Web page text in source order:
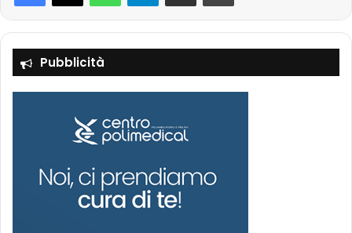
Pubblicità